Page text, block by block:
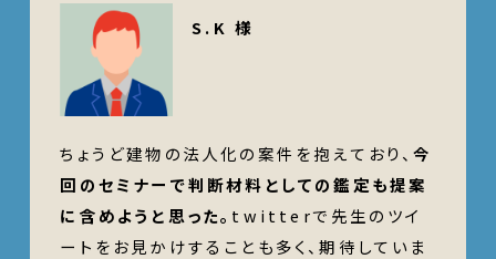
S.K 様
ちょうど建物の法人化の案件を抱えており、今
回のセミナーで判断材料としての鑑定も提案
に含めようと思った。 twitterで先生のツイ
ートをお見かけすることも多く、期待していま